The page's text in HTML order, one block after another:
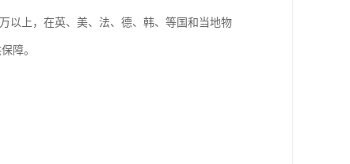
以上，在英、美、法、德、韩、等国和当地物
障。